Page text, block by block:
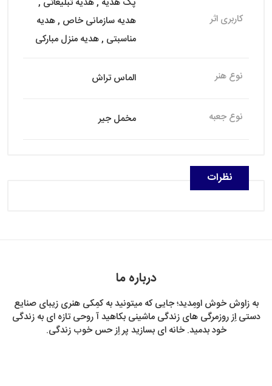
کاربری اثر
هدیه سازمانی خاص , هدیه
مناسبتی , هدیه منزل مبارکی
نوع هنر الماس تراش
نوع جعبه مخمل جیر
نظرات
درباره ما
به زاوش خوش اومِدید؛ جایی که میتونید به کمِکی هنری زیبای صنایع
دستی اِز روزمرگی های زندگی ماشینی بکاهید آ روحی تازه ای به زندگی
خود بدمید. خانه ای بسازید پر اِز حس خوب زندگی.